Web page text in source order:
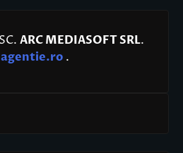
ARC MEDIASOFT SRL.
.